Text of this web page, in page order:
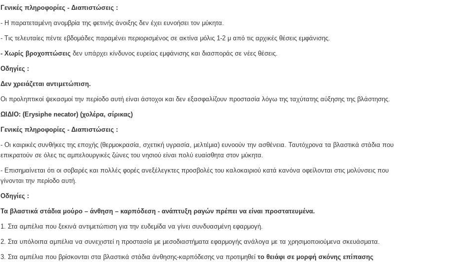
Γενικές πληροφορίες - Διαπιστώσεις :
- Η παρατεταμένη ανομβρία της φετινής άνοιξης δεν έχει ευνοήσει τον μύκητα.
- Τις τελευταίες πέντε εβδομάδες παραμένει περιορισμένος σε ακτίνα μόλις 1-2 μ από τις αρχικές θέσεις εμφάνισης.
- Χωρίς βροχοπτώσεις δεν υπάρχει κίνδυνος ευρείας εμφάνισης και διασποράς σε νέες θέσεις.
Οδηγίες :
Δεν χρειάζεται αντιμετώπιση.
Οι προληπτικοί ψεκασμοί την περίοδο αυτή είναι άστοχοι και δεν εξασφαλίζουν προστασία λόγω της ταχύτατης αύξησης της βλάστησης.
ΩΙΔΙΟ: (Erysiphe necator) (χολέρα, σίρικας)
Γενικές πληροφορίες - Διαπιστώσεις :
- Οι καιρικές συνθήκες της εποχής (θερμοκρασία, σχετική υγρασία, μελτέμια) ευνοούν την ασθένεια. Ταυτόχρονα τα βλαστικά στάδια που
επικρατούν σε όλες τις αμπελουργικές ζώνες του νησιού είναι πολύ ευαίσθητα στον μύκητα.
- Επισημαίνεται ότι οι σοβαρές και πολλές φορές ανεξέλεγκτες προσβολές του καλοκαιριού κατά κανόνα οφείλονται στις μολύνσεις που
γίνονται την περίοδο αυτή.
Οδηγίες :
Τα βλαστικά στάδια μούρο – άνθηση – καρπόδεση - ανάπτυξη ραγών πρέπει να είναι προστατευμένα.
1. Στα αμπέλια που ξεκινά αντιμετώπιση για την ευδεμίδα να γίνει συνδυασμένη εφαρμογή.
2. Στα υπόλοιπα αμπέλια να συνεχιστεί η προστασία με μεσοδιαστήματα εφαρμογής ανάλογα με τα χρησιμοποιούμενα σκευάσματα.
3. Στα αμπέλια που βρίσκονται στα βλαστικά στάδια άνθησης-καρπόδεσης να προτιμηθείτο θειάφι σε μορφή σκόνης επίπασης